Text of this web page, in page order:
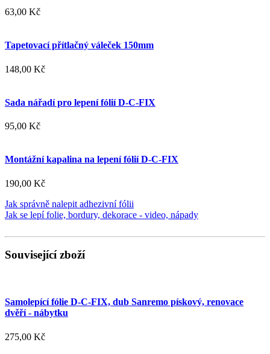
63,00 Kč
Tapetovací přítlačný váleček 150mm
148,00 Kč
Sada nářadí pro lepení fólií D-C-FIX
95,00 Kč
Montážní kapalina na lepení fólií D-C-FIX
190,00 Kč
Jak správně nalepit adhezivní fólii
Jak se lepí folie, bordury, dekorace - video, nápady
Související zboží
Samolepící fólie D-C-FIX, dub Sanremo pískový, renovace
dvěří - nábytku
275,00 Kč